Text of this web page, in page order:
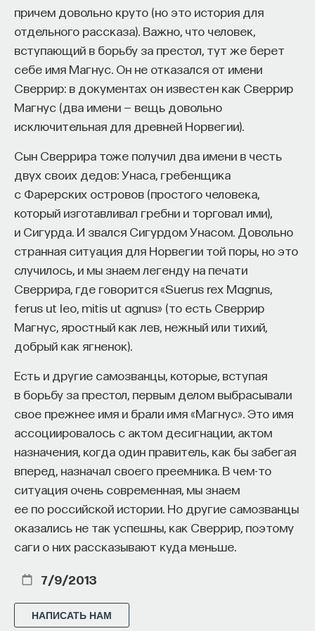
причем довольно круто (но это история для
отдельного рассказа). Важно, что человек,
вступающий в борьбу за престол, тут же берет
себе имя Магнус. Он не отказался от имени
Сверрир: в документах он известен как Сверрир
Магнус (два имени — вещь довольно
исключительная для древней Норвегии).
Сын Сверрира тоже получил два имени в честь
двух своих дедов: Унаса, гребенщика
с Фарерских островов (простого человека,
который изготавливал гребни и торговал ими),
и Сигурда. И звался Сигурдом Унасом. Довольно
странная ситуация для Норвегии той поры, но это
случилось, и мы знаем легенду на печати
Сверрира, где говорится «Suerus rex Magnus,
ferus ut leo, mitis ut agnus» (то есть Сверрир
Магнус, яростный как лев, нежный или тихий,
добрый как ягненок).
Есть и другие самозванцы, которые, вступая
в борьбу за престол, первым делом выбрасывали
свое прежнее имя и брали имя «Магнус». Это имя
ассоциировалось с актом десигнации, актом
назначения, когда один правитель, как бы забегая
вперед, назначал своего преемника. В чем-то
ситуация очень современная, мы знаем
ее по российской истории. Но другие самозванцы
оказались не так успешны, как Сверрир, поэтому
саги о них рассказывают куда меньше.
7/9/2013
НАПИСАТЬ НАМ